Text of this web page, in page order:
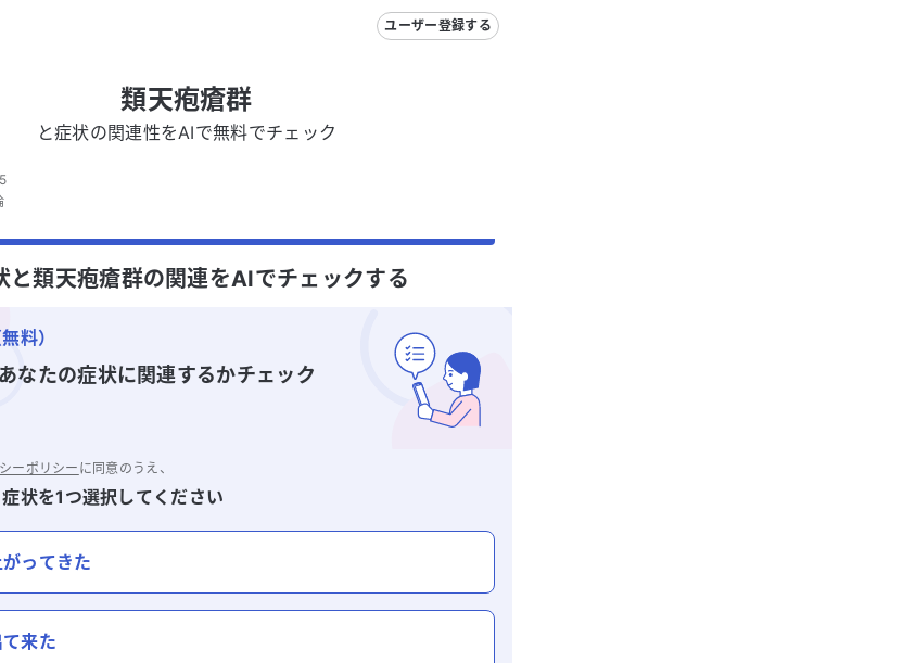
ユーザー登録する
類天疱瘡群
と症状の関連性をAIで無料でチェック
と類天疱瘡群の関連をAIでチェックする
料）
なたの症状に関連するかチェック
ーポリシー に同意のうえ、
状を1つ選択してください
ってきた
来た